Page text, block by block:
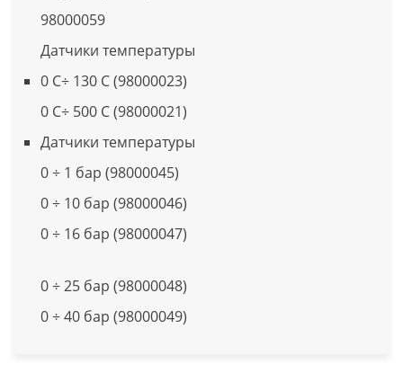
98000059
Датчики температуры
0 С÷ 130 С (98000023)
0 С÷ 500 С (98000021)
Датчики температуры
0 ÷ 1 бар (98000045)
0 ÷ 10 бар (98000046)
0 ÷ 16 бар (98000047)
0 ÷ 25 бар (98000048)
0 ÷ 40 бар (98000049)